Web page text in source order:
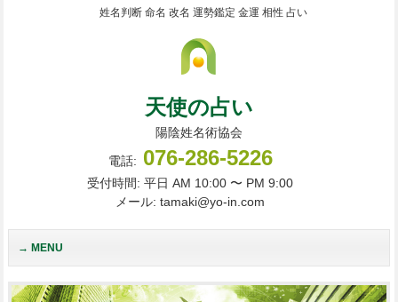
姓名判断 命名 改名 運勢鑑定 金運 相性 占い
天使の占い
陽陰姓名術協会
電話: 076-286-5226
受付時間: 平日 AM 10:00 〜 PM 9:00
メール: tamaki@yo-in.com
MENU